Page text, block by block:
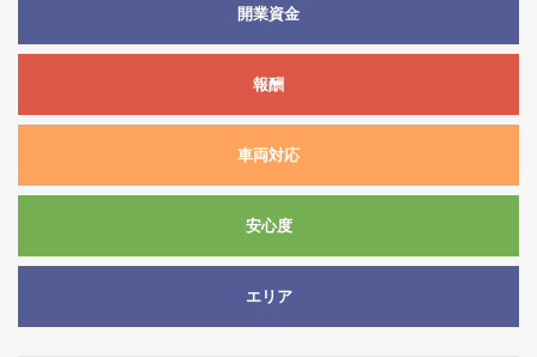
開業資金
報酬
車両対応
安心度
エリア